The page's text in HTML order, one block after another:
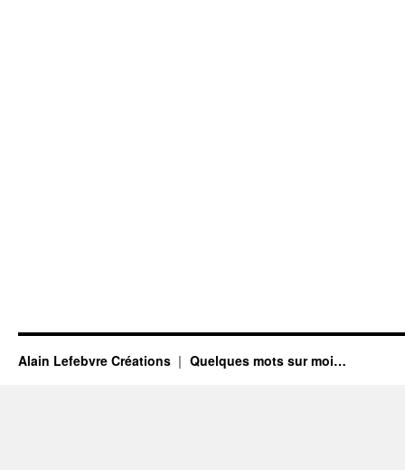
Alain Lefebvre Créations Quelques mots sur moi…